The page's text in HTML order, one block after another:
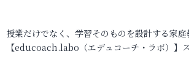
授業だけでなく、学習そのものを設計する家庭
【educoach.labo（エデュコーチ・ラボ）】